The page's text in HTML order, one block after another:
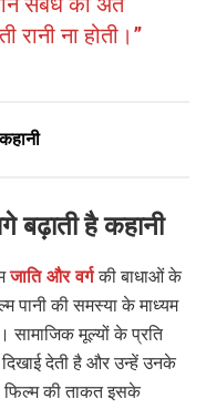
रानी ना होती।”
बढ़ाती है कहानी
जाति और वर्गकी बाधाओं के
की समस्या के माध्यम
सामाजिक मूल्यों के प्रति
दिखाई देती है और उन्हें उनके
फिल्म की ताकत इसके